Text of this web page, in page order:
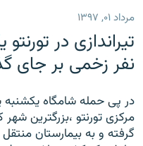
مرداد ۰۱, ۱۳۹۷
نفر زخمی بر جای
در پی حمله شامگاه
گرفته و به بیمارستان